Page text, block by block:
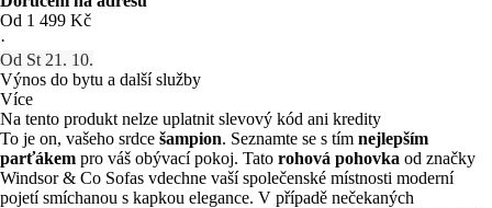
Od 1 499 Kč
·
Od St 21. 10.
Výnos do bytu a další služby
Více
Na tento produkt nelze uplatnit slevový kód ani kredity
To je on, vašeho srdce šampion. Seznamte se s tím nejlepším
parťákem pro váš obývací pokoj. Tato rohová pohovka od značky
Windsor & Co Sofas vdechne vaší společenské místnosti moderní
pojetí smíchanou s kapkou elegance. V případě nečekaných